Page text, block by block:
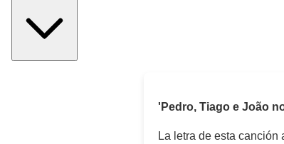
'Pedro, Tiago e João
La letra de esta